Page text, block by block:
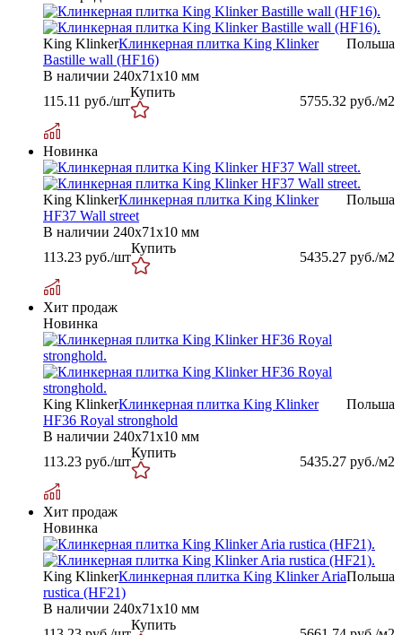
King Klinker Польша
Клинкерная плитка King Klinker
Bastille wall (HF16)
В наличии 240х71х10 мм
115.11 руб./шт 5755.32 руб./м2
Купить
Новинка
King Klinker Польша
Клинкерная плитка King Klinker
HF37 Wall street
В наличии 240x71x10 мм
113.23 руб./шт 5435.27 руб./м2
Купить
Хит продаж
Новинка
King Klinker Польша
Клинкерная плитка King Klinker
HF36 Royal stronghold
В наличии 240x71x10 мм
113.23 руб./шт 5435.27 руб./м2
Купить
Хит продаж
Новинка
King Klinker Польша
Клинкерная плитка King Klinker Aria
rustica (HF21)
В наличии 240х71х10 мм
Купить